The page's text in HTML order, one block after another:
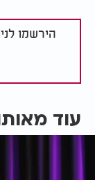
הירשמו
עוד